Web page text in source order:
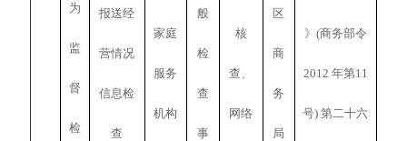
为
监
督
检
报送经
营情况
信息检
查
家庭
服务
机构
般
检
查
事
核
查、
网络
区
商
务
局
》(商务部令
2012 年第11
号) 第二十六